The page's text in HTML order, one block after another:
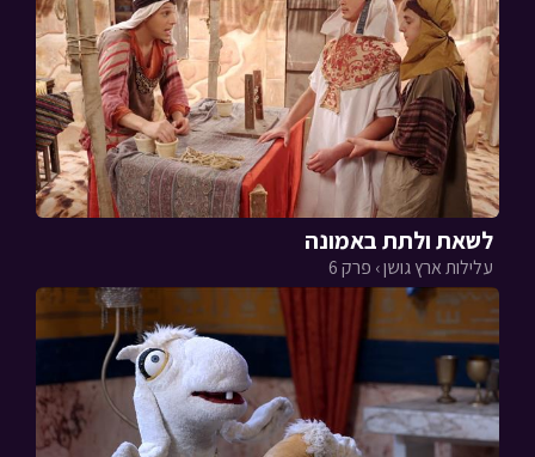
לשאת ולתת באמונה
עלילות ארץ גושן › פרק 6